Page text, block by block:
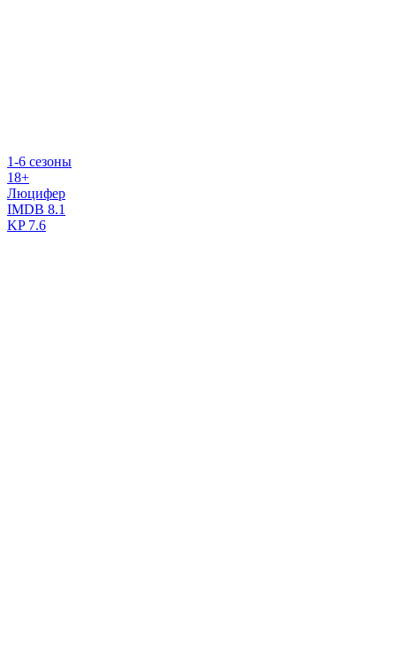
1-6 сезоны
18+
Люцифер
IMDB 8.1
KP7.6